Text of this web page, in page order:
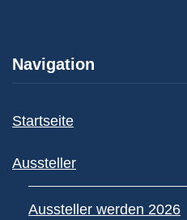
Navigation
Startseite
Aussteller
Aussteller werden 2026